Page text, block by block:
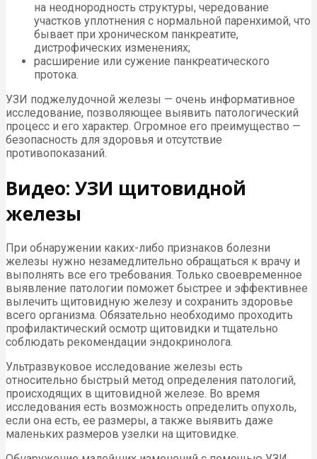
на неоднородность структуры, чередование
участков уплотнения с нормальной паренхимой, что
бывает при хроническом панкреатите,
дистрофических изменениях;
расширение или сужение панкреатического
протока.
УЗИ поджелудочной железы — очень информативное
исследование, позволяющее выявить патологический
процесс и его характер. Огромное его преимущество —
безопасность для здоровья и отсутствие
противопоказаний.
Видео: УЗИ щитовидной
железы
При обнаружении каких-либо признаков болезни
железы нужно незамедлительно обращаться к врачу и
выполнять все его требования. Только своевременное
выявление патологии поможет быстрее и эффективнее
вылечить щитовидную железу и сохранить здоровье
всего организма. Обязательно необходимо проходить
профилактический осмотр щитовидки и тщательно
соблюдать рекомендации эндокринолога.
Ультразвуковое исследование железы есть
относительно быстрый метод определения патологий,
происходящих в щитовидной железе. Во время
исследования есть возможность определить опухоль,
если она есть, ее размеры, а также выявить даже
маленьких размеров узелки на щитовидке.